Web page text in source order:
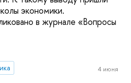
экономики.
в журнале «Вопросы
4 июня